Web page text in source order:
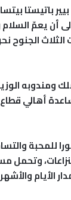
باتيستا
أن يعمّ
الجنوح
ومندوبه
أهالي
وتحمل
الأيام